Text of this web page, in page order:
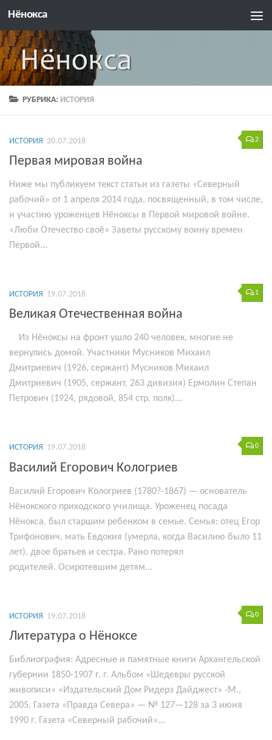
Нёнокса
РУБРИКА: ИСТОРИЯ
2
ИСТОРИЯ 20.07.2018
Первая мировая война
Ниже мы публикуем текст статьи из газеты «Северный
рабочий» от 1 апреля 2014 года, посвященный, в том числе,
и участию уроженцев Нёноксы в Первой мировой войне.
«Люби Отечество своё» Заветы русскому воину времен
Первой...
1
ИСТОРИЯ 19.07.2018
Великая Отечественная война
Из Нёноксы на фронт ушло 240 человек, многие не
вернулись домой. Участники Мусников Михаил
Дмитриевич (1926, сержант) Мусников Михаил
Дмитриевич (1905, сержант, 263 дивизия) Ермолин Степан
Петрович (1924, рядовой, 854 стр. полк)...
0
ИСТОРИЯ 19.07.2018
Василий Егорович Кологриев
Василий Егорович Кологриев (1780?-1867) — основатель
Нёнокского приходского училища. Уроженец посада
Нёнокса, был старшим ребенком в семье. Семья: отец Егор
Трифонович, мать Евдокия (умерла, когда Василию было 11
лет), двое братьев и сестра. Рано потерял
родителей. Осиротевшим детям...
0
ИСТОРИЯ 19.07.2018
Литература о Нёноксе
Библиография: Адресные и памятные книги Архангельской
губернии 1850-1907 г. г. Альбом «Шедевры русской
живописи» «Издательский Дом Ридерз Дайджест» -М.,
2005. Газета «Правда Севера» — № 127—128 за 3 июня
1990 г. Газета «Северный рабочий»...